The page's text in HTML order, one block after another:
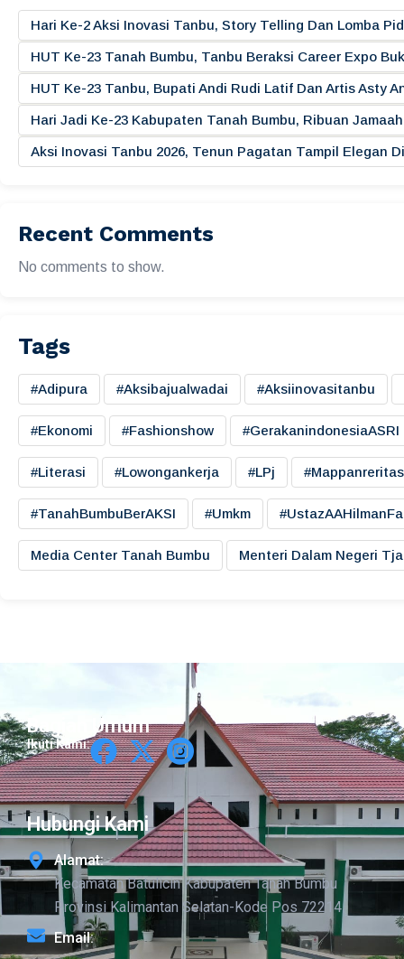
Hari Ke-2 Aksi Inovasi Tanbu, Story Telling Dan Lomba
HUT Ke-23 Tanah Bumbu, Tanbu Beraksi Career Expo
HUT Ke-23 Tanbu, Bupati Andi Rudi Latif Dan Artis Asty
Hari Jadi Ke-23 Kabupaten Tanah Bumbu, Ribuan
Aksi Inovasi Tanbu 2026, Tenun Pagatan Tampil Elegan
Recent Comments
No comments to show.
Tags
#adipura #aksibajualwadai #aksiinovasitanbu
#ekonomi #fashionshow #gerakanindonesiaASRI
#literasi #lowongankerja #LPj
#TanahBumbuBerAKSI #umkm
Media Center Tanah Bumbu Menteri Dalam Negeri
Bagian Umum
Ikuti Kami:
Hubungi Kami
Alamat:
Kecamatan Batulicin Kabupaten Tanah Bumbu
Provinsi Kalimantan Selatan-Kode Pos 72214
Email: